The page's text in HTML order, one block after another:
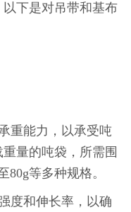
下是对吊带和基布
重能力，以承受吨
量的吨袋，所需围
80g等多种规格。
度和伸长率，以确